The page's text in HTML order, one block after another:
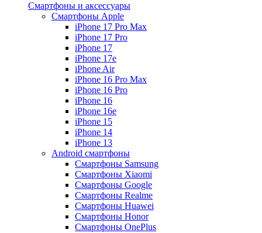
Смартфоны и аксессуары
Смартфоны Apple
iPhone 17 Pro Max
iPhone 17 Pro
iPhone 17
iPhone 17e
iPhone Air
iPhone 16 Pro Max
iPhone 16 Pro
iPhone 16
iPhone 16e
iPhone 15
iPhone 14
iPhone 13
Android cмартфоны
Смартфоны Samsung
Смартфоны Xiaomi
Смартфоны Google
Смартфоны Realme
Смартфоны Huawei
Смартфоны Honor
Смартфоны OnePlus